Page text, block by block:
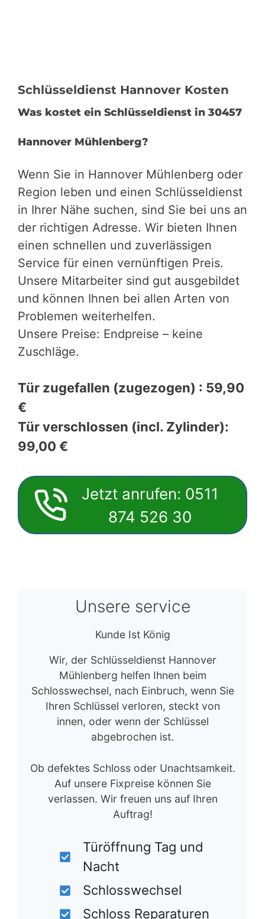
Schlüsseldienst Hannover Kosten
Was kostet ein Schlüsseldienst in 30457
Hannover Mühlenberg?
Wenn Sie in Hannover Mühlenberg oder
Region leben und einen Schlüsseldienst
in Ihrer Nähe suchen, sind Sie bei uns an
der richtigen Adresse. Wir bieten Ihnen
einen schnellen und zuverlässigen
Service für einen vernünftigen Preis.
und können Ihnen bei allen Arten von
Problemen weiterhelfen.
Zuschläge.
€
Tür verschlossen (incl. Zylinder):
99,00 €
874 526 30
Unsere service
Kunde Ist König
Wir, der Schlüsseldienst Hannover
Schlosswechsel, nach Einbruch, wenn Sie
Ihren Schlüssel verloren, steckt von
innen, oder wenn der Schlüssel
abgebrochen ist.
Ob defektes Schloss oder Unachtsamkeit.
Auf unsere Fixpreise können Sie
verlassen. Wir freuen uns auf Ihren
Auftrag!